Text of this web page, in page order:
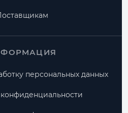
персональных данных